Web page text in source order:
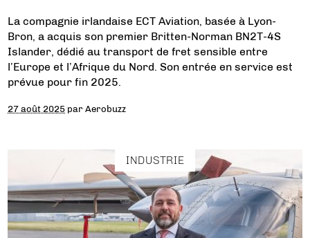
La compagnie irlandaise ECT Aviation, basée à Lyon-
Bron, a acquis son premier Britten-Norman BN2T-4S
Islander, dédié au transport de fret sensible entre
l’Europe et l’Afrique du Nord. Son entrée en service est
prévue pour fin 2025.
27 août 2025 parAerobuzz
INDUSTRIE